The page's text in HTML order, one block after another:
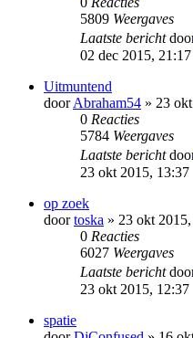
5809 Weergaves
Laatste bericht
02 dec 2015, 21:17
Uitmuntend
doorAbraham54 » 23
0 Reacties
5784 Weergaves
Laatste bericht
23 okt 2015, 13:37
op zoek
doortoska » 23 okt
0 Reacties
6027 Weergaves
Laatste bericht
23 okt 2015, 12:37
spatie